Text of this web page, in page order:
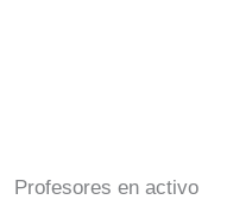
Profesores en activo